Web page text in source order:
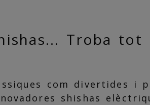
Troba tot
com divertides i
shishas